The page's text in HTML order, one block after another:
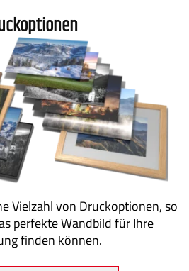
Vielzahl von Druckoptionen, so
perfekte Wandbild für Ihre
finden können.